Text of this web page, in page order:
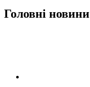
Головні новини